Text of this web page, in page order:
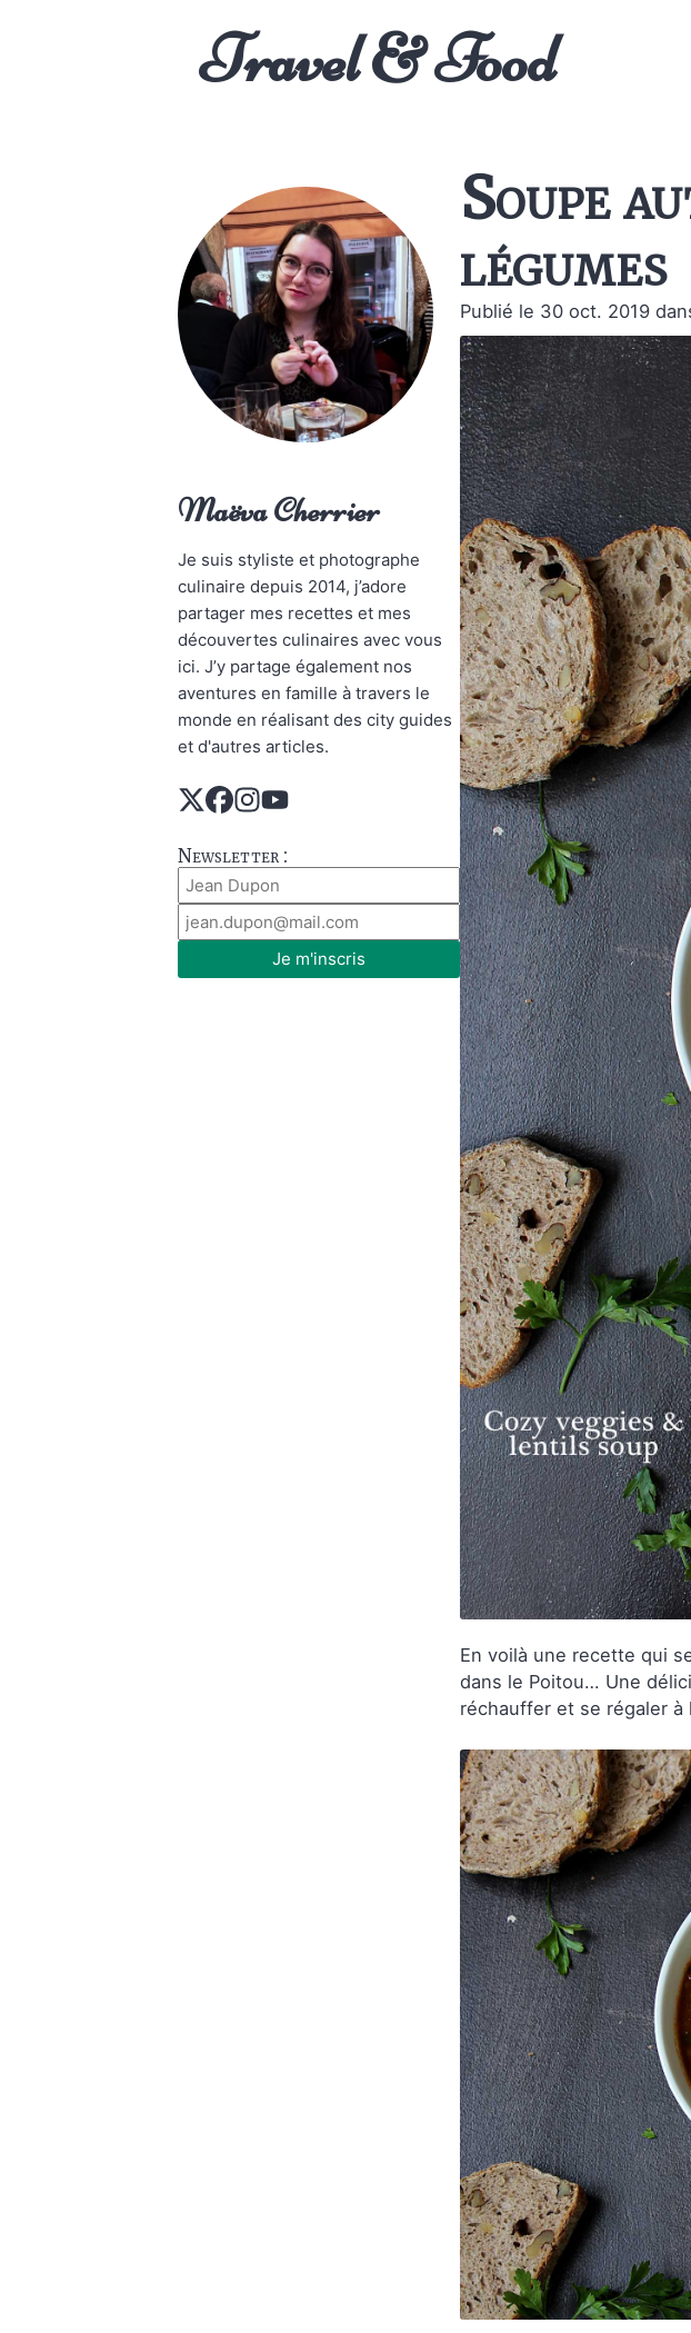
Travel & Food
Maëva Cherrier
Je suis styliste et photographe
culinaire depuis 2014, j’adore
partager mes recettes et mes
découvertes culinaires avec vous
ici. J’y partage également nos
aventures en famille à travers le
monde en réalisant des city guides
et d'autres articles.
Newsletter :
Je m'inscris
Soupe
légumes
Publié le 30 oct. 2019
En voilà une recette qui
dans le Poitou… Une
réchauffer et se régaler à